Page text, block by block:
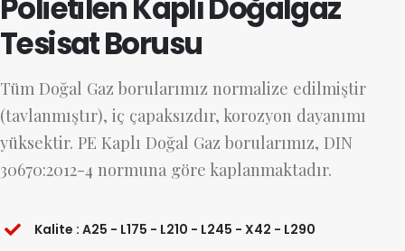
Polietilen Kaplı Doğalgaz
Tesisat Borusu
Tüm Doğal Gaz borularımız normalize edilmiştir
(tavlanmıştır), iç çapaksızdır, korozyon dayanımı
yüksektir. PE Kaplı Doğal Gaz borularımız, DIN
30670:2012-4 normuna göre kaplanmaktadır.
Kalite : A25 - L175 - L210 - L245 - X42 - L290